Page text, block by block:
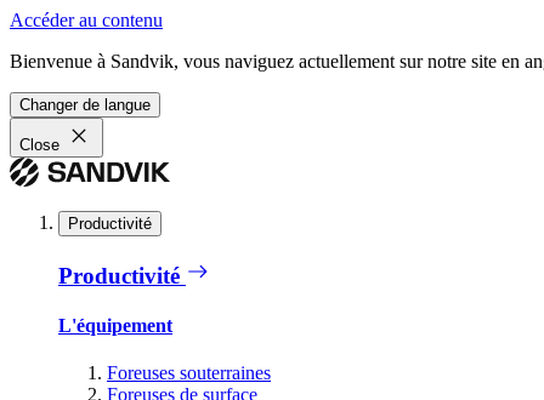
Accéder au contenu
Bienvenue à Sandvik, vous naviguez actuellement sur notre site en
Changer de langue
Close
Productivité
Productivité
L'équipement
Foreuses souterraines
Foreuses de surface